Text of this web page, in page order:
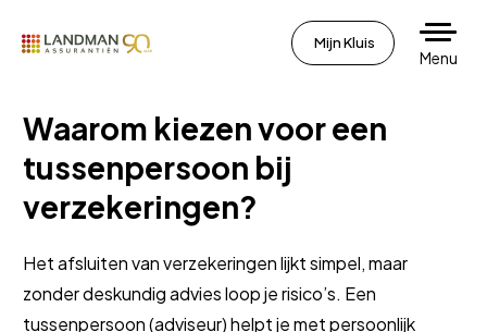
Mijn Kluis
Menu
Waarom kiezen voor een
tussenpersoon bij
verzekeringen?
Het afsluiten van verzekeringen lijkt simpel, maar
zonder deskundig advies loop je risico’s. Een
tussenpersoon (adviseur) helpt je met persoonlijk